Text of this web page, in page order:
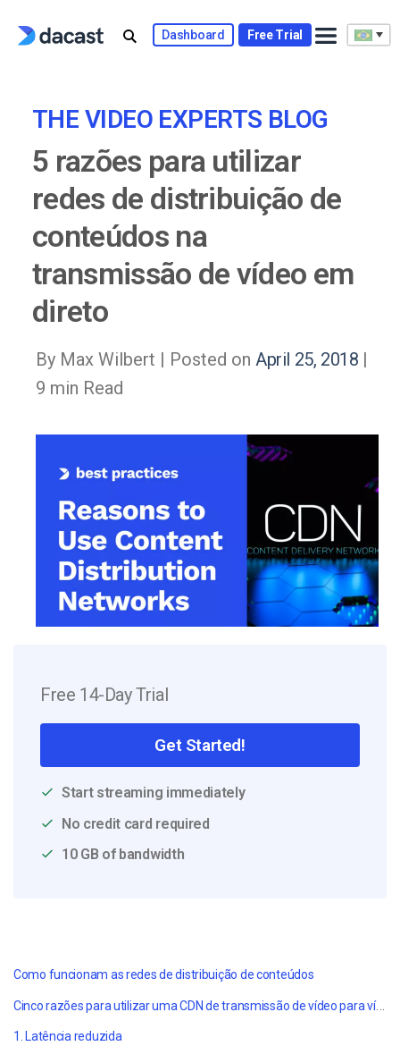
Dashboard Free Trial
THE VIDEO EXPERTS BLOG
5 razões para utilizar
redes de distribuição de
conteúdos na
transmissão de vídeo em
direto
By Max Wilbert | Posted on April 25, 2018 |
9 min Read
Free 14-Day Trial
Get Started!
Start streaming immediately
No credit card required
10 GB of bandwidth
Como funcionam as redes de distribuição de conteúdos
Cinco razões para utilizar uma CDN de transmissão de vídeo para vídeo em direto
1. Latência reduzida